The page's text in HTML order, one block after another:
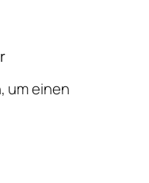
um einen